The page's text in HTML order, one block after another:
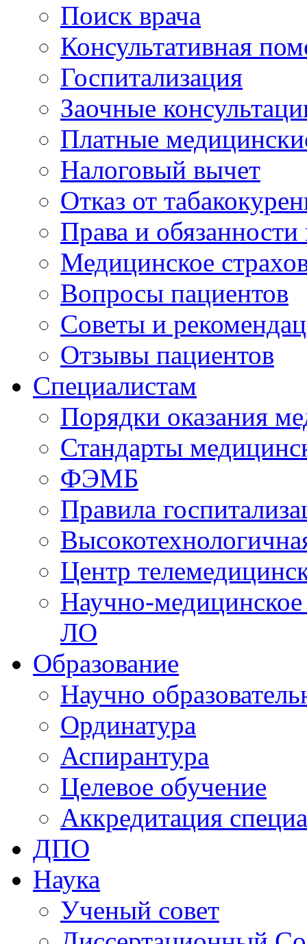
Поиск врача
Консультативная
Госпитализация
Заочные
Платные
Налоговый вычет
Отказ от
Права и
Медицинское
Вопросы пациентов
Советы и
Отзывы пациентов
Специалистам
Порядки оказания
Стандарты
ФЭМБ
Правила
Центр
Научно-
ЛО
Образование
Научно
Ординатура
Аспирантура
Целевое обучение
Аккредитация
ДПО
Наука
Ученый совет